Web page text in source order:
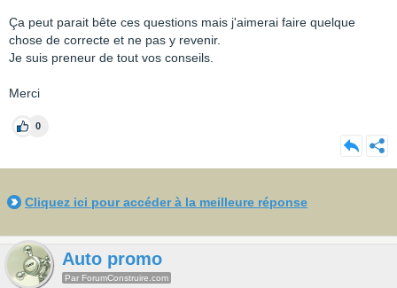
Ça peut parait bête ces questions mais j'aimerai faire quelque
chose de correcte et ne pas y revenir.
Je suis preneur de tout vos conseils.
Merci
0
Cliquez ici pour accéder à la meilleure réponse
Auto promo
Par ForumConstruire.com